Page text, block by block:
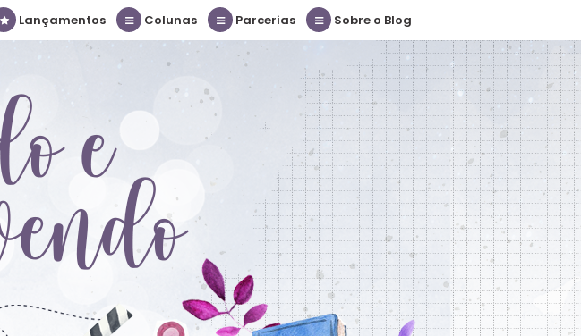
Lançamentos Colunas Parcerias Sobre o Blog